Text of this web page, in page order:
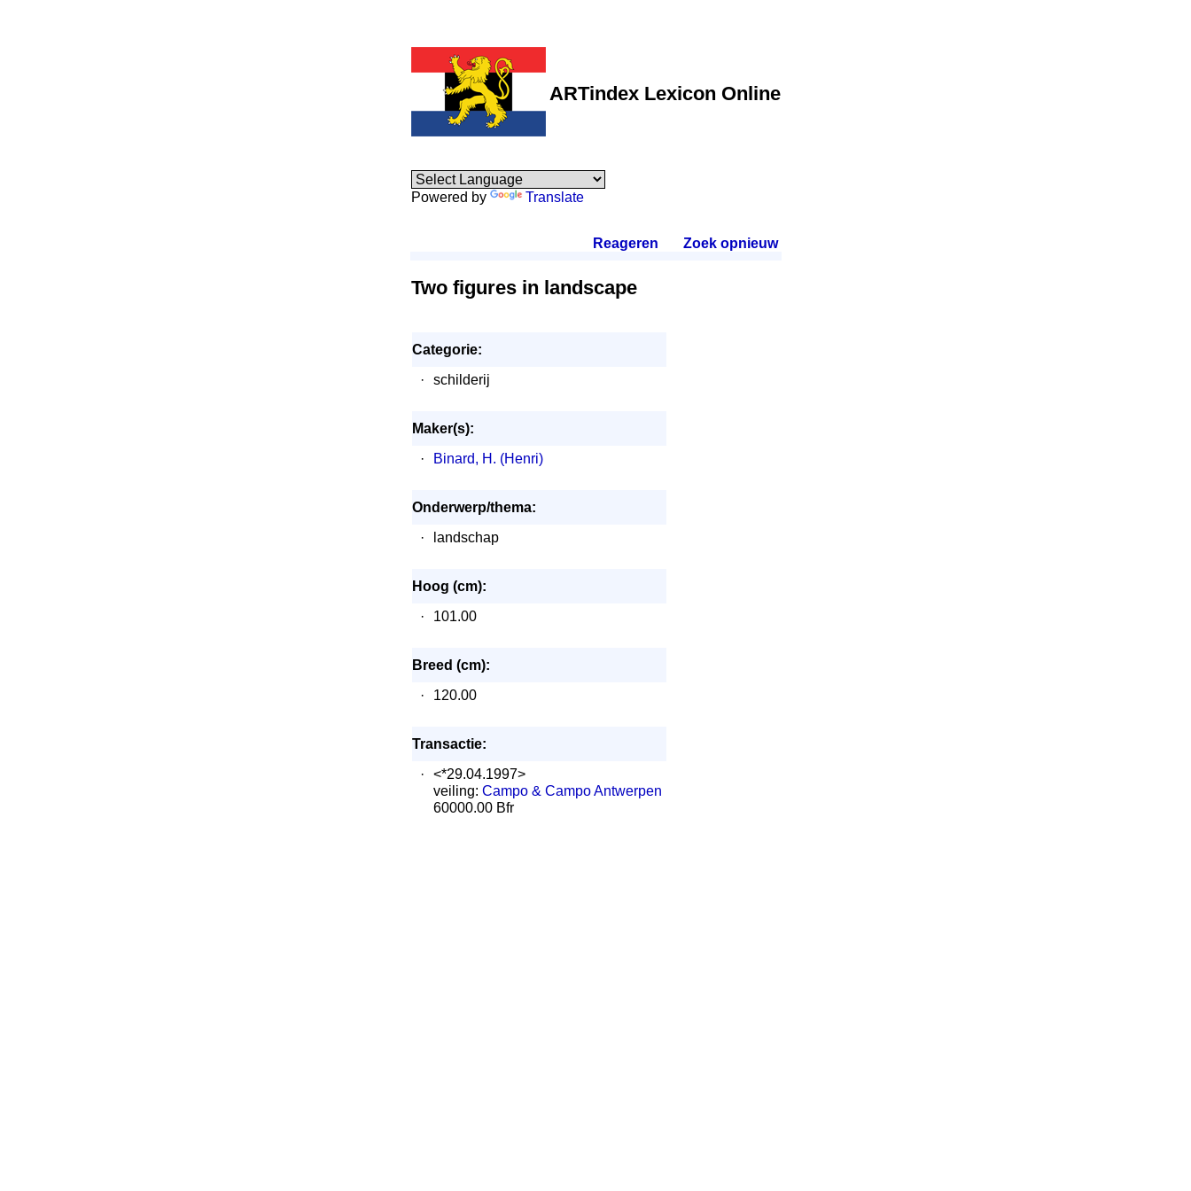
ARTindex Lexicon Online
Powered by Translate
Reageren Zoek opnieuw.
Two figures in landscape
Categorie:
·
schilderij
Maker(s):
·
Binard, H. (Henri)
Onderwerp/thema:
·
landschap
Hoog (cm):
·
101.00
Breed (cm):
·
120.00
Transactie:
·
<*29.04.1997>
veiling: Campo & Campo Antwerpen
60000.00 Bfr